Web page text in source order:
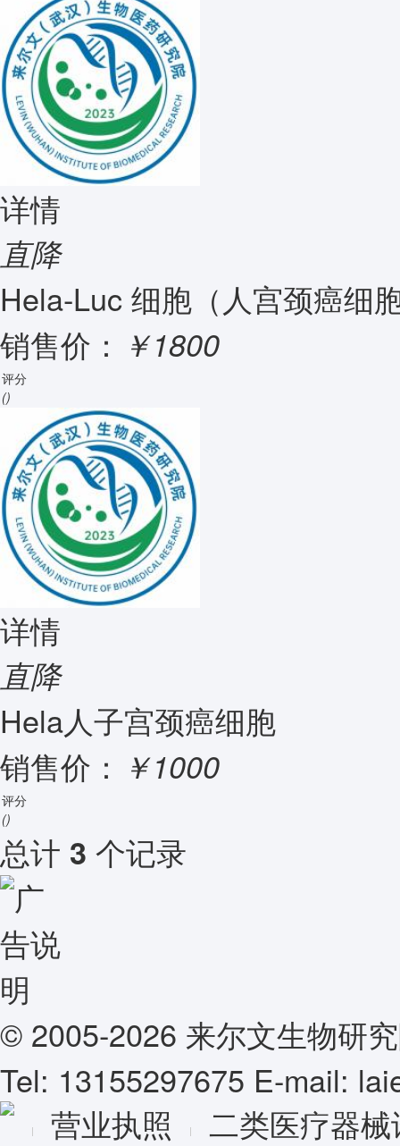
详情
直降
Hela-Luc 细胞（人宫颈癌细
销售价： ￥1800
评分
()
详情
直降
Hela人子宫颈癌细胞
销售价： ￥1000
评分
()
总计 3 个记录
© 2005-2026 来尔文生物研
Tel: 13155297675 E-mail:
营业执照
二类医疗器